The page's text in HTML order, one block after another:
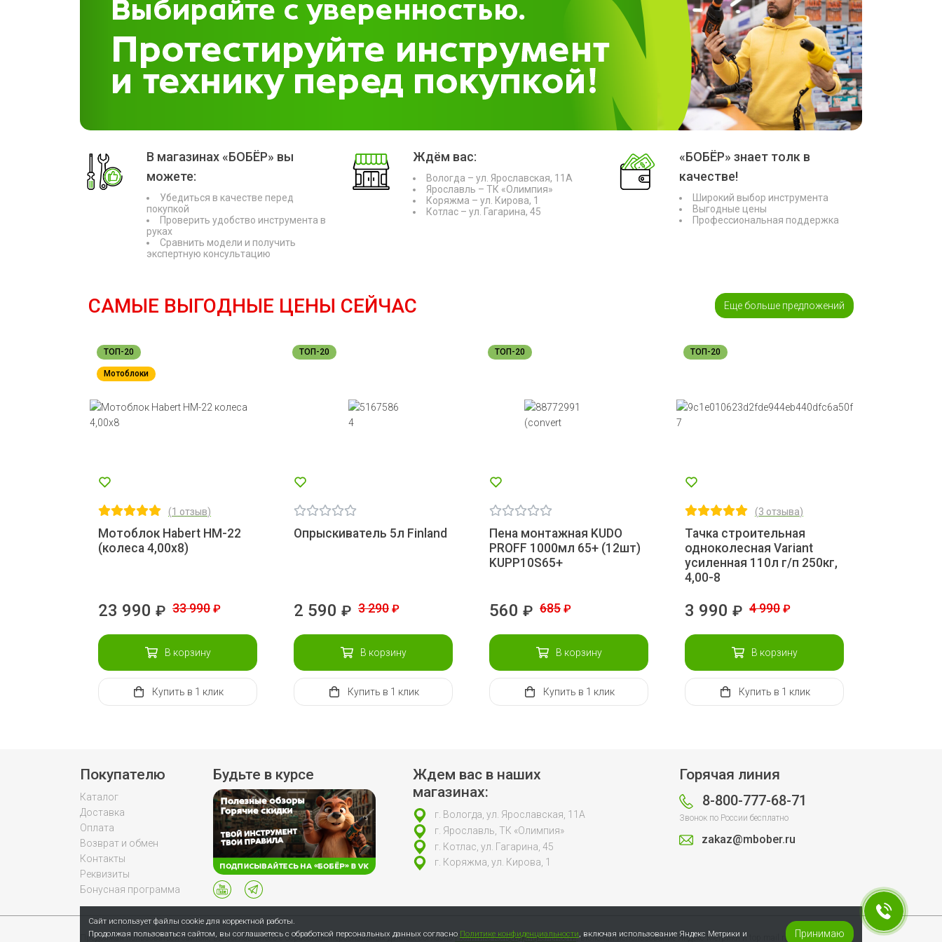
В магазинах «БОБЁР» вы
можете:
Убедиться в качестве перед
покупкой
Проверить удобство инструмента в
руках
Сравнить модели и получить
экспертную консультацию
Ждём вас:
Вологда – ул. Ярославская, 11А
Ярославль – ТК «Олимпия»
Коряжма – ул. Кирова, 1
Котлас – ул. Гагарина, 45
«БОБЁР» знает толк в
качестве!
Широкий выбор инструмента
Выгодные цены
Профессиональная поддержка
САМЫЕ ВЫГОДНЫЕ ЦЕНЫ СЕЙЧАС Еще больше предложений
ТОП-20
Мотоблоки
(1 отзыв)
Мотоблок Habert НМ-22
(колеса 4,00х8)
23 990 ₽ 33 990 ₽
В корзину
Купить в 1 клик
ТОП-20
Опрыскиватель 5л Finland
2 590 ₽ 3 290 ₽
В корзину
Купить в 1 клик
ТОП-20
Пена монтажная KUDO
PROFF 1000мл 65+ (12шт)
KUPP10S65+
560 ₽ 685 ₽
В корзину
Купить в 1 клик
ТОП-20
(3 отзыва)
Тачка строительная
одноколесная Variant
усиленная 110л г/п 250кг,
4,00-8
3 990 ₽ 4 990 ₽
В корзину
Купить в 1 клик
Сайт использует файлы cookie для корректной работы.
Продолжая пользоваться сайтом, вы соглашаетесь с обработкой персональных данных согласно Политике конфиденциальности, включая использование Яндекс Метрики и
Принимаю
Покупателю
Каталог
Доставка
Оплата
Возврат и обмен
Контакты
Реквизиты
Бонусная программа
Будьте в курсе
Горячая линия
8-800-777-68-71
Звонок по России бесплатно
zakaz@mbober.ru
Ждем вас в наших
магазинах:
г. Вологда, ул. Ярославская, 11А
г. Ярославль, ТК «Олимпия»
г. Котлас, ул. Гагарина, 45
г. Коряжма, ул. Кирова, 1
Продолжая пользоваться сайтом, вы соглашаетесь с обработкой персональных данных согласноПолитике конфиденциальности, включая использование Яндекс Метрики и top.mail.ru.